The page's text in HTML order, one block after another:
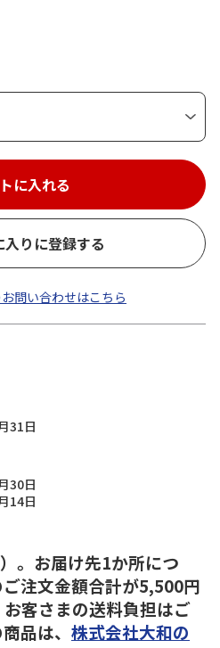
入りに登録する
問い合わせはこちら
31日
30日
14日
。お届け先1か所につ
注文金額合計が5,500円
お客さまの送料負担はご
品は、 株式会社大和の